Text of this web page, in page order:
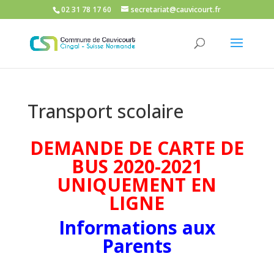
02 31 78 17 60 secretariat@cauvicourt.fr
Transport scolaire
DEMANDE DE CARTE DE
BUS 2020-2021
UNIQUEMENT EN
LIGNE
Informations aux
Parents